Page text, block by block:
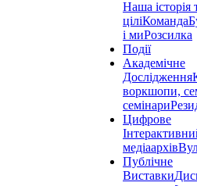
Наша історія
ціліКоманда
і миРозсилка
Події
Академічне
Дослідження
воркшопи,
семінари
Цифрове
медіаархів
Публічне
Виставки